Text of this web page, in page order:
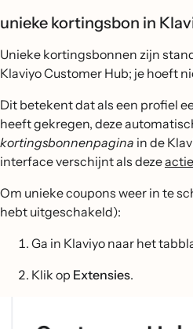
unieke kortingsbon in
Unieke kortingsbonnen zijn
Klaviyo Customer Hub; je hoeft
Dit betekent dat als een profiel
heeft gekregen, deze
kortingsbonnenpagina in de
interface verschijnt als deze
Om unieke coupons weer in te
hebt uitgeschakeld):
Ga in Klaviyo naar het
Klik op Extensies.